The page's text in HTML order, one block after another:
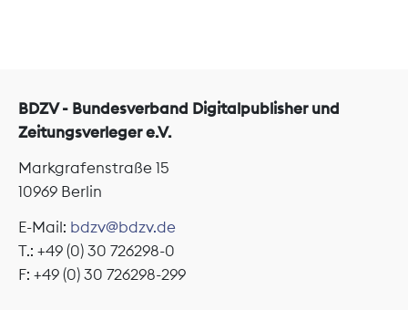
BDZV - Bundesverband Digitalpublisher und
Zeitungsverleger e.V.
Markgrafenstraße 15
10969 Berlin
E-Mail: bdzv@bdzv.de
T.: +49 (0) 30 726298-0
F: +49 (0) 30 726298-299